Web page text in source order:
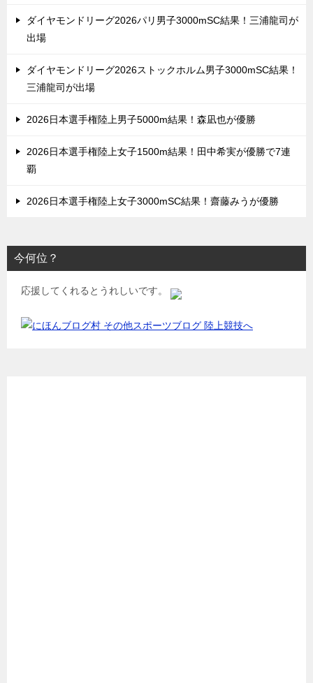
ダイヤモンドリーグ2026パリ男子3000mSC結果！三浦龍司が
出場
ダイヤモンドリーグ2026ストックホルム男子3000mSC結果！
三浦龍司が出場
2026日本選手権陸上男子5000m結果！森凪也が優勝
2026日本選手権陸上女子1500m結果！田中希実が優勝で7連
覇
2026日本選手権陸上女子3000mSC結果！齋藤みうが優勝
今何位？
応援してくれるとうれしいです。